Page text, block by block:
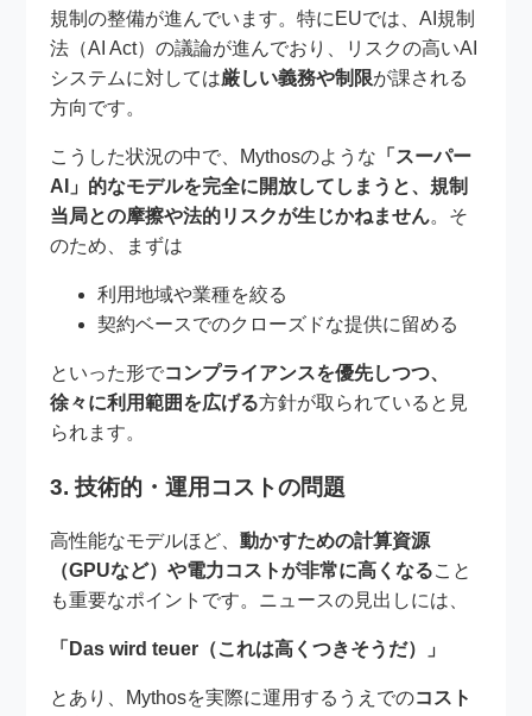
規制の整備が進んでいます。特にEUでは、AI規制
法（AI Act）の議論が進んでおり、リスクの高いAI
システムに対しては厳しい義務や制限が課される
方向です。
こうした状況の中で、Mythosのような 「スーパー
AI」的なモデルを完全に開放してしまうと、規制
当局との摩擦や法的リスクが生じかねません。そ
のため、まずは
利用地域や業種を絞る
契約ベースでのクローズドな提供に留める
といった形でコンプライアンスを優先しつつ、
徐々に利用範囲を広げる方針が取られていると見
られます。
3. 技術的・運用コストの問題
高性能なモデルほど、動かすための計算資源
（GPUなど）や電力コストが非常に高くなること
も重要なポイントです。ニュースの見出しには、
「Das wird teuer（これは高くつきそうだ）」
とあり、Mythosを実際に運用するうえでのコスト